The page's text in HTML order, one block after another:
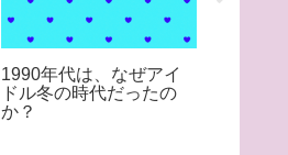
1990年代は、なぜアイ
ドル冬の時代だったの
か？